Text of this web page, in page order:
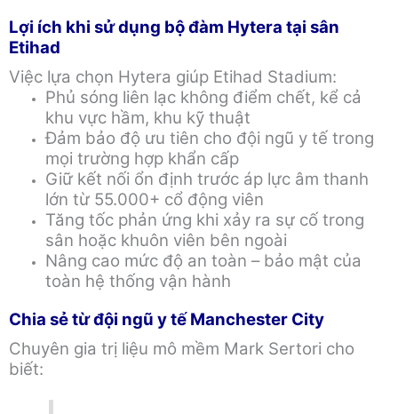
Lợi ích khi sử dụng bộ đàm Hytera tại sân
Etihad
Việc lựa chọn Hytera giúp Etihad Stadium:
Phủ sóng liên lạc không điểm chết, kể cả
khu vực hầm, khu kỹ thuật
Đảm bảo độ ưu tiên cho đội ngũ y tế trong
mọi trường hợp khẩn cấp
Giữ kết nối ổn định trước áp lực âm thanh
lớn từ 55.000+ cổ động viên
Tăng tốc phản ứng khi xảy ra sự cố trong
sân hoặc khuôn viên bên ngoài
Nâng cao mức độ an toàn – bảo mật của
toàn hệ thống vận hành
Chia sẻ từ đội ngũ y tế Manchester City
Chuyên gia trị liệu mô mềm Mark Sertori cho
biết: